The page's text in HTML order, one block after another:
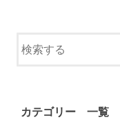
カテゴリー 一覧